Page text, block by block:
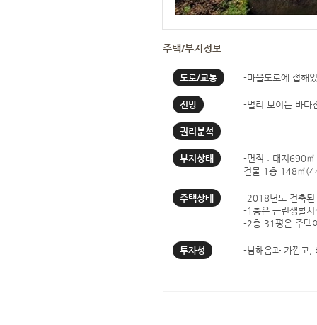
주택/부지정보
도로/교통 -마을도로에 접해
전망 -멀리 보이는 바다
권리분석
부지상태
-면적 : 대지690
건물 1층 148㎡
주택상태
-2018년도 건축된
-1층은 근린생활
-2층 31평은 주택
투자성 -남해읍과 가깝고,